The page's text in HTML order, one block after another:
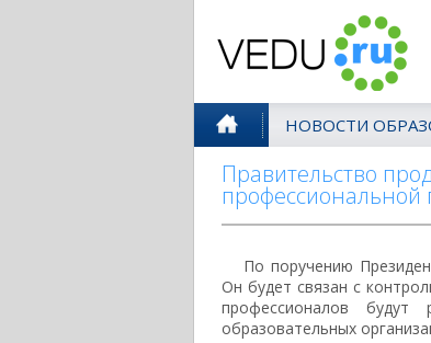
НОВОСТИ
Правительство
профессиональной
По поручению
Он будет связан с
профессионалов будут
образовательных